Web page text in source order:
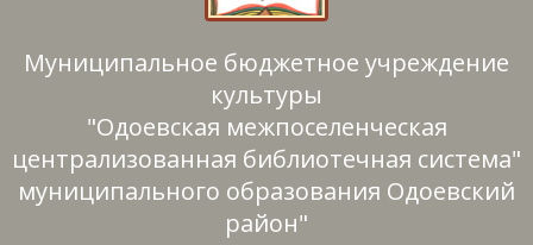
Муниципальное бюджетное учреждение
культуры
"Одоевская межпоселенческая
централизованная библиотечная система"
муниципального образования Одоевский
район"